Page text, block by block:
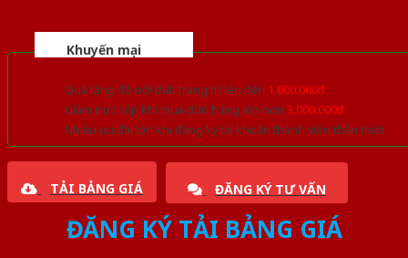
Khuyến mại
Quà tặng đồ nội thất trang trí lên đến 1.000.000đ
Giảm trực tiếp khi mua đơn hàng lớn hơn 3.000.000đ
Nhiều ưu đãi lớn khi đăng ký tài khoản thành viên thân thiết
TẢI BẢNG GIÁ ĐĂNG KÝ TƯ VẤN
ĐĂNG KÝ TẢI BẢNG GIÁ